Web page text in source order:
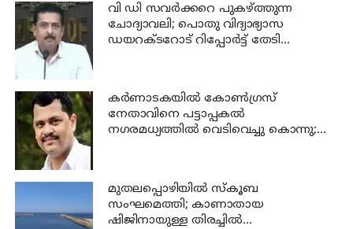
വി ഡി സവര്‍ക്കറെ പുകഴ്ത്തുന്ന
ചോദ്യാവലി; പൊതു വിദ്യാഭ്യാസ
ഡയറക്ടറോട് റിപ്പോര്‍ട്ട് തേടി
കര്‍ണാടകയില്‍ കോണ്‍ഗ്രസ്
നേതാവിനെ പട്ടാപ്പകല്‍
നഗരമധ്യത്തില്‍ വെടിവെച്ചു കൊന്നു;
മുതലപ്പൊഴിയില്‍ സ്‌കൂബ
സംഘമെത്തി; കാണാതായ
ഷിജിനായുള്ള തിരച്ചില്‍